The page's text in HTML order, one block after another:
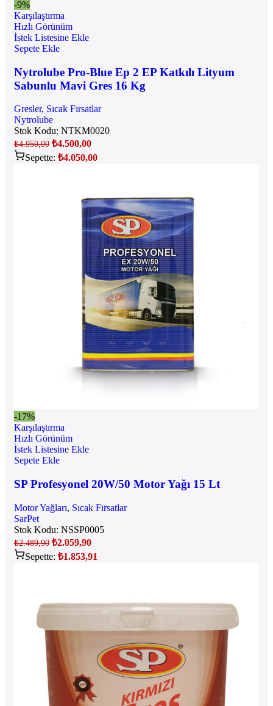
-9%
Karşılaştırma
Hızlı Görünüm
İstek Listesine Ekle
Sepete Ekle
Nytrolube Pro-Blue Ep 2 EP Katkılı Lityum
Sabunlu Mavi Gres 16 Kg
Gresler, Sıcak Fırsatlar
Nytrolube
Stok Kodu: NTKM0020
₺4.950,00 ₺4.500,00
Sepette: ₺4.050,00
-17%
Karşılaştırma
Hızlı Görünüm
İstek Listesine Ekle
Sepete Ekle
SP Profesyonel 20W/50 Motor Yağı 15 Lt
Motor Yağları, Sıcak Fırsatlar
SarPet
Stok Kodu: NSSP0005
₺2.489,90 ₺2.059,90
Sepette: ₺1.853,91